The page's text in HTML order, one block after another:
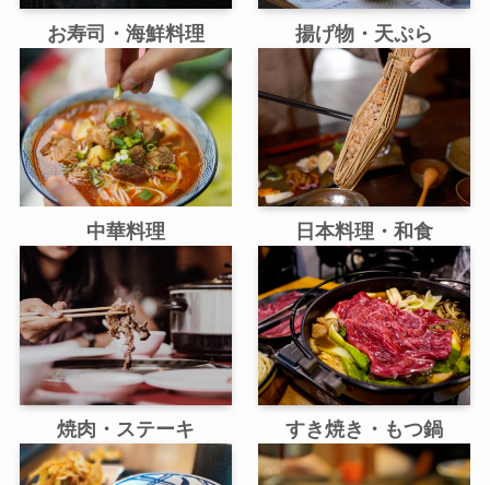
お寿司・海鮮料理 揚げ物・天ぷら
中華料理 日本料理・和食
焼肉・ステーキ すき焼き・もつ鍋